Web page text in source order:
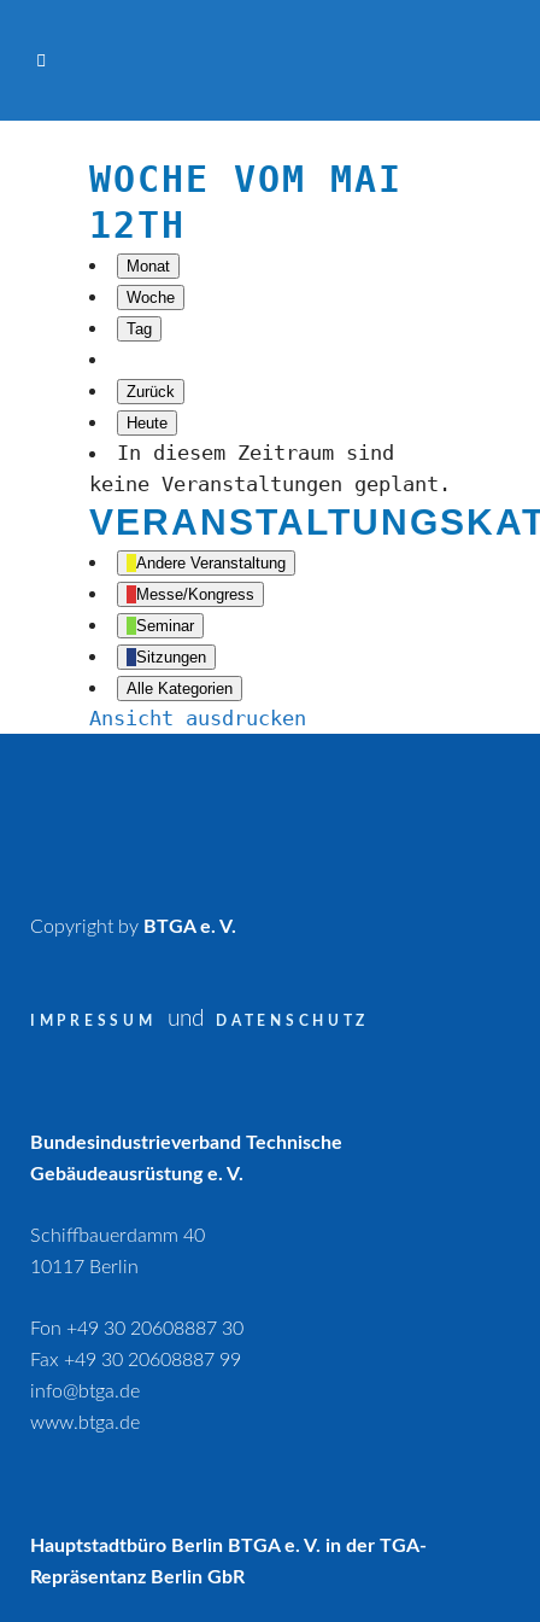
WOCHE VOM MAI
12TH
Monat
Woche
Tag
Zurück
Heute
In diesem Zeitraum sind
keine Veranstaltungen geplant.
Andere Veranstaltung
Messe/Kongress
Seminar
Sitzungen
Alle Kategorien
Ansicht ausdrucken
Copyright by BTGA e. V.
IMPRESSUM und DATENSCHUTZ
Bundesindustrieverband Technische
Gebäudeausrüstung e. V.
Schiffbauerdamm 40
10117 Berlin
Fon +49 30 20608887 30
Fax +49 30 20608887 99
info@btga.de
www.btga.de
Hauptstadtbüro Berlin BTGA e. V. in der TGA-
Repräsentanz Berlin GbR